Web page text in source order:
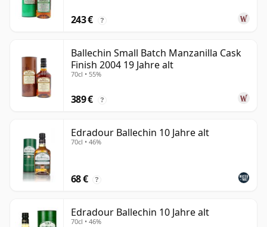
243 € ?
Ballechin Small Batch Manzanilla Cask
Finish 2004 19 Jahre alt
70cl • 55%
389 € ?
Edradour Ballechin 10 Jahre alt
70cl • 46%
68 € ?
Edradour Ballechin 10 Jahre alt
70cl • 46%